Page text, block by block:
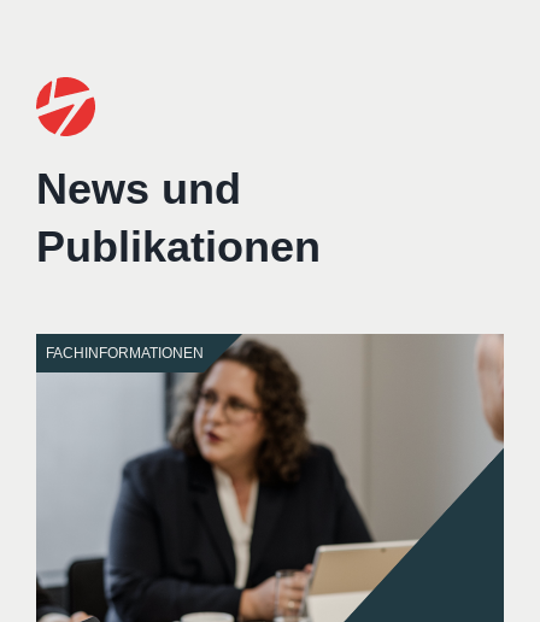
News und
Publikationen
FACHINFORMATIONEN